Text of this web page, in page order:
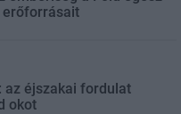
erőforrásait
az éjszakai fordulat
okot